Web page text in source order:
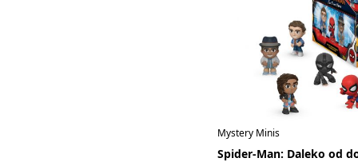
Mystery Minis
Spider-Man: Daleko od